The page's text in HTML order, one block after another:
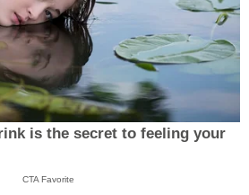
is the secret to feeling your
CTA Favorite